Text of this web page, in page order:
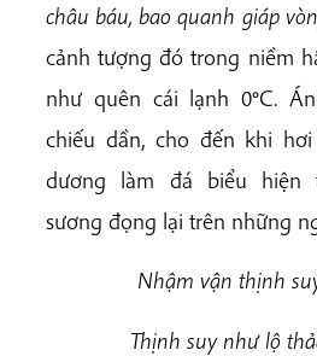
châu báu, bao quanh giáp
cảnh tượng đó trong niềm
như quên cái lạnh 0°C.
chiếu dần, cho đến khi
dương làm đá biểu hiện
sương đọng lại trên những
Nhậm vận thịnh
Thịnh suy như lộ